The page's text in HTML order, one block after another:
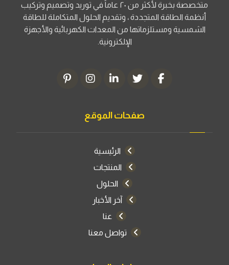
متخصصة بخبرة لأكثر من ٢٠ عاماً في توريد وتصميم وتركيب
أنظمة الطاقة المتجددة ، وتقديم الحلول المتكاملة للطاقة
الشمسية ومستلزماتها من المعدات الكهربائية والأجهزة
الإلكترونية.
صفحات الموقع
الرئيسية
المنتجات
الحلول
آخر الأخبار
عنا
تواصل معنا